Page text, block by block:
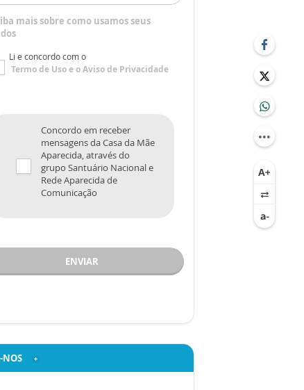
mais sobre como usamos seus
Li e concordo com o
Termo de Usoe oAviso de Privacidade
Concordo em receber
mensagens da Casa da Mãe
Aparecida, através do
grupo Santuário Nacional e
Rede Aparecida de
Comunicação
ENVIAR
NOS